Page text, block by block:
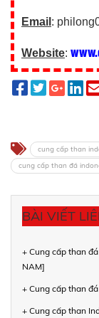
Email :
Website:
cung cấp than
cung cấp than đá
BÀI VIẾT
+ Cung cấp than
NAM]
+ Cung cấp than
+ Cung cấp than